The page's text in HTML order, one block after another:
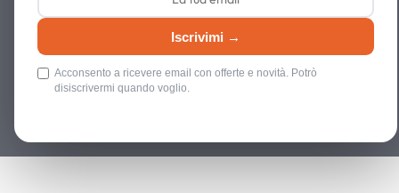
Iscrivimi →
Acconsento a ricevere email con offerte e novità. Potrò
disiscrivermi quando voglio.